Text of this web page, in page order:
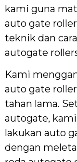
kami guna
auto gate
teknik dan
autogate
Kami
auto gate
tahan lama.
autogate,
lakukan auto
dengan